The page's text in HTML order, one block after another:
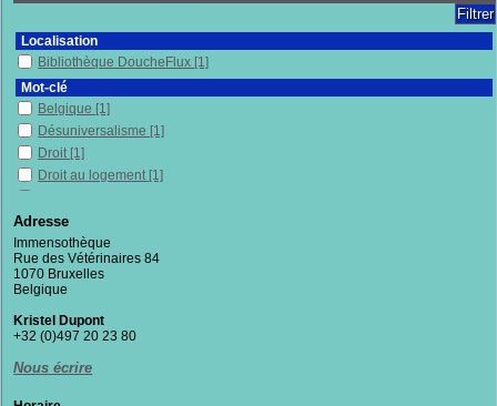
Localisation
Bibliothèque DoucheFlux [1]
Mot-clé
Belgique [1]
Désuniversalisme [1]
Droit [1]
Droit au logement [1]
Pauvreté
Politique publique
Services publics[1]
Section
Adresse
Immensothèque
Rue des Vétérinaires 84
1070 Bruxelles
Belgique
Kristel Dupont
+32 (0)497 20 23 80
Nous écrire